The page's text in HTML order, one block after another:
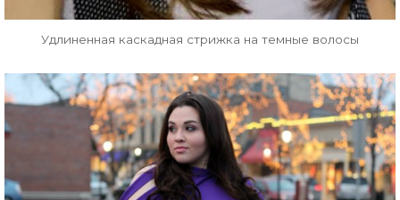
Удлиненная каскадная стрижка на темные волосы